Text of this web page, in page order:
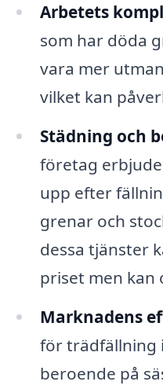
Arbetets
som har döda
vara mer
vilket kan
Städning och
företag
upp efter
grenar och
dessa tjänster
priset men kan
Marknadens
för trädfällning
beroende på